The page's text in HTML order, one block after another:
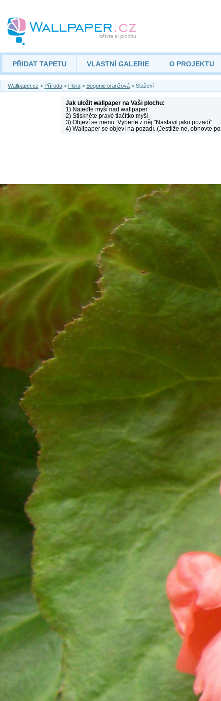
PŘIDAT TAPETU VLASTNÍ GALERIE O PROJEKTU
Wallpaper.cz > Příroda > Flora > Begonie oranžová > Stažení
Jak uložit wallpaper na Vaši plochu:
1) Najeďte myší nad wallpaper
2) Stiskněte pravé tlačítko myši
3) Objeví se menu. Vyberte z něj "Nastavit jako pozadí"
4) Wallpaper se objeví na pozadí. (Jestliže ne, obnovte